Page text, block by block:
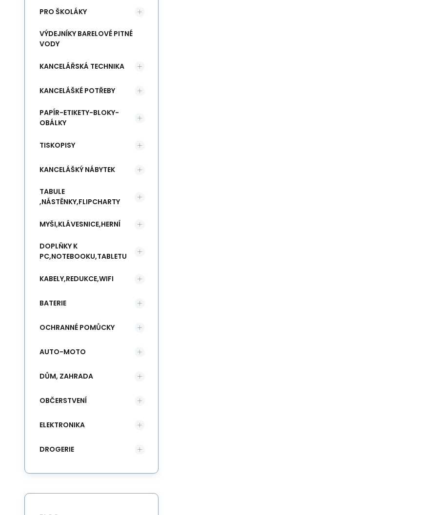
PRO ŠKOLÁKY
VÝDEJNÍKY BARELOVÉ PITNÉ
VODY
KANCELÁŘSKÁ TECHNIKA
KANCELÁŠKÉ POTŘEBY
PAPÍR-ETIKETY-BLOKY-
OBÁLKY
TISKOPISY
KANCELÁŠKÝ NÁBYTEK
TABULE
,NÁSTĚNKY,FLIPCHARTY
MYŠI,KLÁVESNICE,HERNÍ
DOPLŇKY K
PC,NOTEBOOKU,TABLETU
KABELY,REDUKCE,WIFI
BATERIE
OCHRANNÉ POMŮCKY
AUTO-MOTO
DŮM, ZAHRADA
OBČERSTVENÍ
ELEKTRONIKA
DROGERIE